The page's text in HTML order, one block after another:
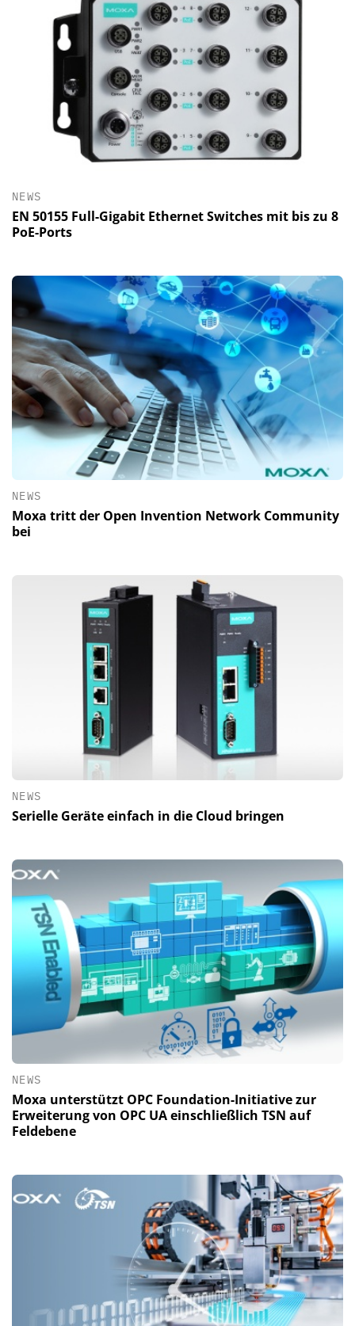
NEWS
EN 50155 Full-Gigabit Ethernet Switches mit bis zu 8
PoE-Ports
NEWS
Moxa tritt der Open Invention Network Community
bei
NEWS
Serielle Geräte einfach in die Cloud bringen
NEWS
Moxa unterstützt OPC Foundation-Initiative zur
Erweiterung von OPC UA einschließlich TSN auf
Feldebene